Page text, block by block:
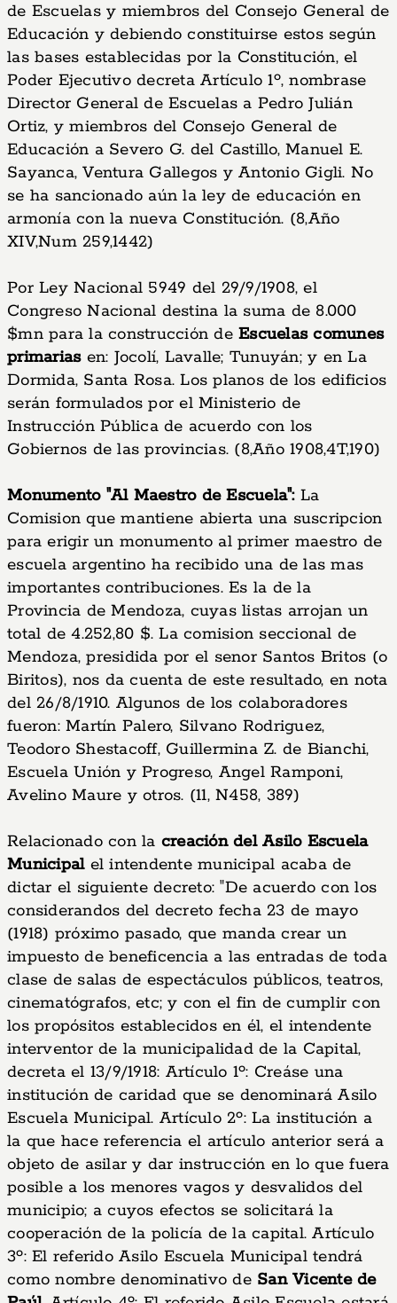
de Escuelas y miembros del Consejo General de
Educación y debiendo constituirse estos según
las bases establecidas por la Constitución, el
Poder Ejecutivo decreta Artículo 1º, nombrase
Director General de Escuelas a Pedro Julián
Ortiz, y miembros del Consejo General de
Educación a Severo G. del Castillo, Manuel E.
Sayanca, Ventura Gallegos y Antonio Gigli. No
se ha sancionado aún la ley de educación en
armonía con la nueva Constitución. (8,Año
XIV,Num 259,1442)
Por Ley Nacional 5949 del 29/9/1908, el
Congreso Nacional destina la suma de 8.000
$mn para la construcción de Escuelas comunes
primariasen: Jocolí, Lavalle; Tunuyán; y en La
Dormida, Santa Rosa. Los planos de los edificios
serán formulados por el Ministerio de
Instrucción Pública de acuerdo con los
Gobiernos de las provincias. (8,Año 1908,4T,190)
Monumento "Al Maestro de Escuela":La
Comision que mantiene abierta una suscripcion
para erigir un monumento al primer maestro de
escuela argentino ha recibido una de las mas
importantes contribuciones. Es la de la
Provincia de Mendoza, cuyas listas arrojan un
total de 4.252,80 $. La comision seccional de
Mendoza, presidida por el senor Santos Britos (o
Biritos), nos da cuenta de este resultado, en nota
del 26/8/1910. Algunos de los colaboradores
fueron: Martín Palero, Silvano Rodriguez,
Teodoro Shestacoff, Guillermina Z. de Bianchi,
Escuela Unión y Progreso, Angel Ramponi,
Avelino Maure y otros. (11, N458, 389)
Relacionado con la creación del Asilo Escuela
Municipalel intendente municipal acaba de
dictar el siguiente decreto: "De acuerdo con los
considerandos del decreto fecha 23 de mayo
(1918) próximo pasado, que manda crear un
impuesto de beneficencia a las entradas de toda
clase de salas de espectáculos públicos, teatros,
cinematógrafos, etc; y con el fin de cumplir con
los propósitos establecidos en él, el intendente
interventor de la municipalidad de la Capital,
decreta el 13/9/1918: Artículo 1º: Creáse una
institución de caridad que se denominará Asilo
Escuela Municipal. Artículo 2º: La institución a
la que hace referencia el artículo anterior será a
objeto de asilar y dar instrucción en lo que fuera
posible a los menores vagos y desvalidos del
municipio; a cuyos efectos se solicitará la
cooperación de la policía de la capital. Artículo
3º: El referido Asilo Escuela Municipal tendrá
como nombre denominativo de San Vicente de